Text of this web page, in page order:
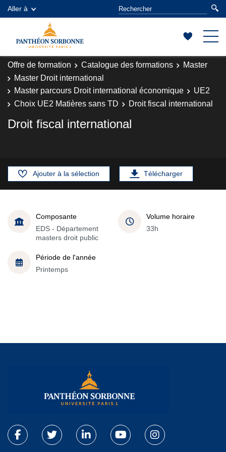
Aller à
Offre de formation Catalogue des formations
Master
Master Droit international
Master parcours Droit international économique
UE2
Choix UE2 Matières sans TD
Droit fiscal international
Droit fiscal international
Ajouter à la sélection Télécharger
Composante
EDS - Département
masters droit public
Volume horaire
33h
Période de l'année
Printemps